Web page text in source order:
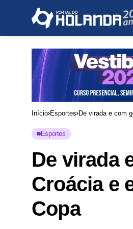
Início Esportes De virada e com
Esportes
De virada
Croácia e
Copa